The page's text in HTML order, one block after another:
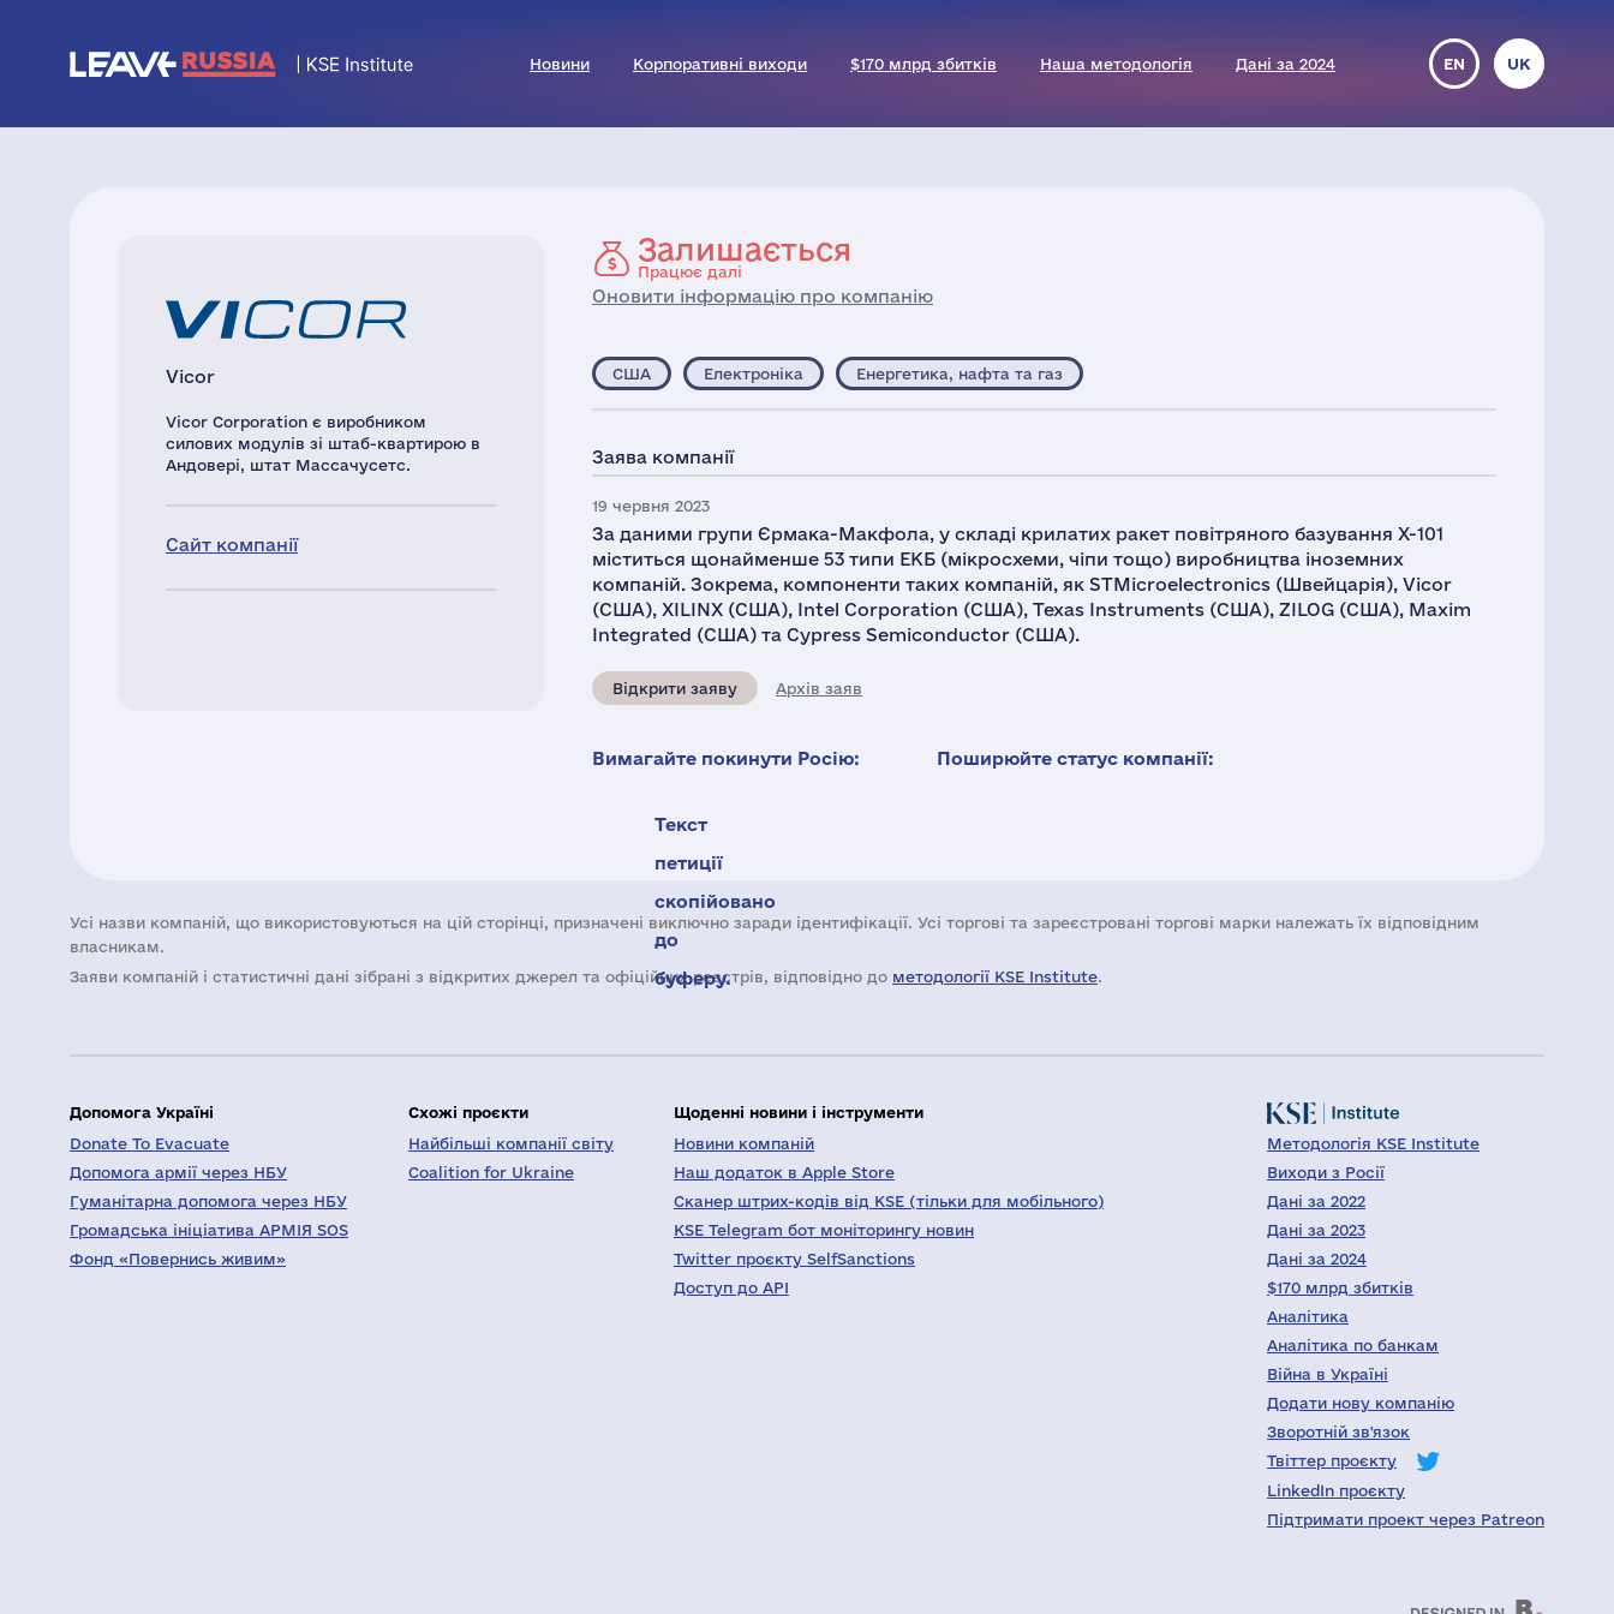
Новини Корпоративні виходи $170 млрд збитків Наша методологія Дані за 2024 EN UK
Vicor
Vicor Corporation є виробником
силових модулів зі штаб-квартирою в
Андовері, штат Массачусетс.
Сайт компанії
Залишається
Працює далі
Оновити інформацію про компанію
США Електроніка Енергетика, нафта та газ
Заява компанії
19 червня 2023
За даними групи Єрмака-Макфола, у складі крилатих ракет повітряного базування Х-101
міститься щонайменше 53 типи ЕКБ (мікросхеми, чіпи тощо) виробництва іноземних
компаній. Зокрема, компоненти таких компаній, як STMicroelectronics (Швейцарія), Vicor
(США), XILINX (США), Intel Corporation (США), Texas Instruments (США), ZILOG (США), Maxim
Integrated (США) та Cypress Semiconductor (США).
Відкрити заяву Архів заяв
Вимагайте покинути Росію:
Текст
петиції
скопійовано
до
буферу.
Поширюйте статус компанії:
Усі назви компаній, що використовуються на цій сторінці, призначені виключно заради ідентифікації. Усі торгові та зареєстровані торгові марки належать їх відповідним
власникам.
Заяви компаній i статистичні дані зібрані з відкритих джерел та офіційних реєстрів, відповідно до методології KSE Institute.
Допомога Україні
Donate To Evacuate
Допомога армії через НБУ
Гуманітарна допомога через НБУ
Громадська ініціатива АРМІЯ SOS
Фонд «Повернись живим»
Схожі проєкти
Найбільші компанії світу
Coalition for Ukraine
Щоденні новини і інструменти
Новини компаній
Наш додаток в Apple Store
Сканер штрих-кодів від KSE (тільки для мобільного)
KSE Telegram бот моніторингу новин
Twitter проєкту SelfSanctions
Доступ до API
Методологія KSE Institute
Виходи з Росії
Дані за 2022
Дані за 2023
Дані за 2024
$170 млрд збитків
Аналітика
Аналітика по банкам
Війна в Україні
Додати нову компанію
Зворотній зв'язок
Твіттер проєкту
LinkedIn проєкту
Підтримати проект через Patreon